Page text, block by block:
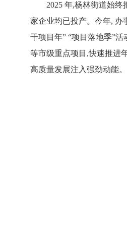
2025 年,杨林街道始
家企业均已投产。今年, 办
干项目年” “项目落地季”
等市级重点项目,快速推进
高质量发展注入强劲动能。